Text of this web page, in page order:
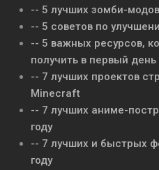
-- 5 лучших зомби-
-- 5 советов по
-- 5 важных ресурсов,
получить в первый
-- 7 лучших проектов
Minecraft
-- 7 лучших аниме-
году
-- 7 лучших и быстрых
году